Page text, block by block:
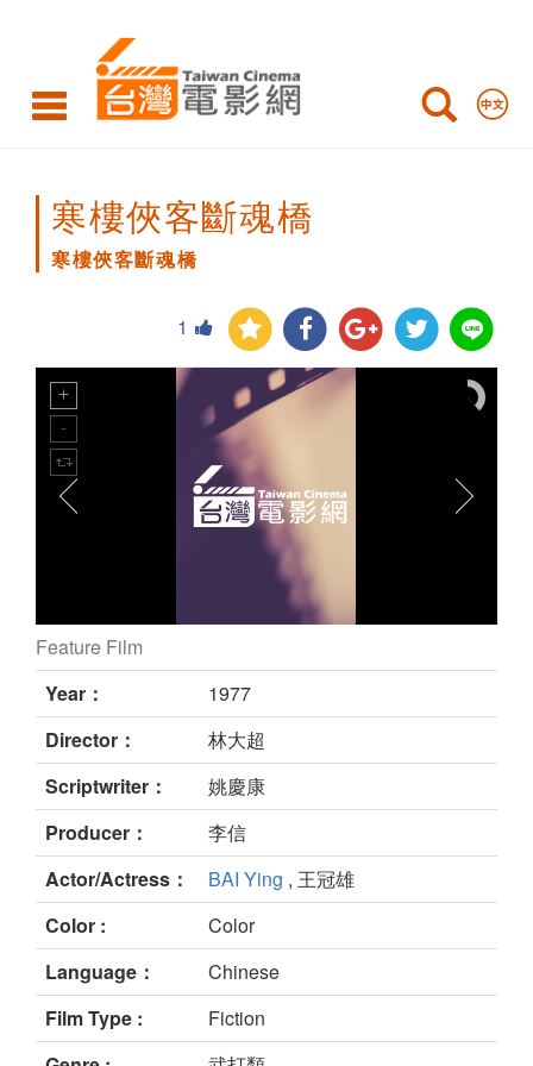
俠
斷 寒樓俠客斷魂橋
寒樓俠客斷魂橋
1
寒樓俠客斷魂橋 still
Feature Film
Year：
1977
Director：
林大超
Scriptwriter：
姚慶康
Producer：
李信
Actor/Actress：
BAI Ying , 王冠雄
Color :
Color
Language：
Chinese
Film Type :
Fiction